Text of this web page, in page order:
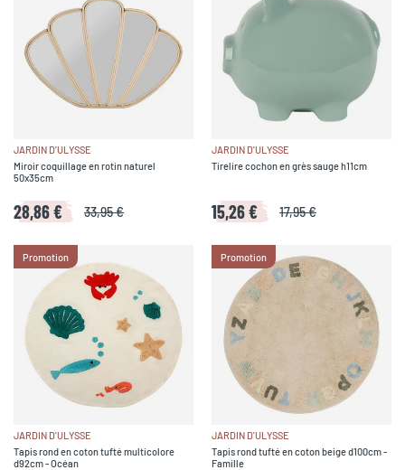
JARDIN D'ULYSSE
Miroir coquillage en rotin naturel
50x35cm
28,86 € 33,95 €
JARDIN D'ULYSSE
Tirelire cochon en grès sauge h11cm
15,26 € 17,95 €
Promotion
JARDIN D'ULYSSE
Tapis rond en coton tufté multicolore
d92cm - Océan
Promotion
JARDIN D'ULYSSE
Tapis rond tufté en coton beige d100cm -
Famille